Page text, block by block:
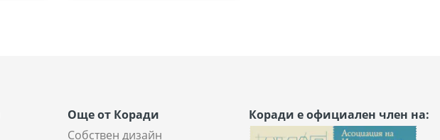
Още от Коради
Собствен дизайн
Коради е официален член на: